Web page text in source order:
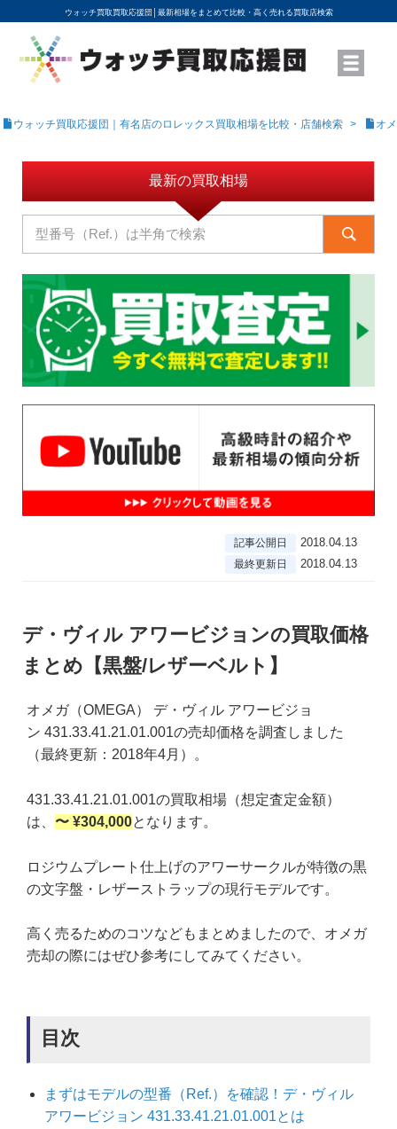
ウォッチ買取買取応援団│ 最新相場をまとめて比較・高く売れる買取店検索
YouTubeで動画を公開中
ROLEXモデル名から買取相場を調べる
高級時計ブランド名から買取相場を調べる
地域から買取店を探す
店舗名から買取店を探す
ブランド時計を高く売る方法
買取査定を依頼する
ウォッチ買取応援団｜有名店のロレックス買取相場を比較・店舗検索 オ
最新の買取相場
記事公開日 2018.04.13
最終更新日 2018.04.13
デ・ヴィル アワービジョンの買取価格
まとめ【黒盤/レザーベルト】
オメガ（OMEGA） デ・ヴィル アワービジョ
ン 431.33.41.21.01.001の売却価格を調査しました
（最終更新：2018年4月）。
431.33.41.21.01.001の買取相場（想定査定金額）
は、 〜 ¥304,000となります。
ロジウムプレート仕上げのアワーサークルが特徴の黒
の文字盤・レザーストラップの現行モデルです。
高く売るためのコツなどもまとめましたので、オメガ
売却の際にはぜひ参考にしてみてください。
目次
まずはモデルの型番（Ref.）を確認！デ・ヴィル
アワービジョン 431.33.41.21.01.001とは